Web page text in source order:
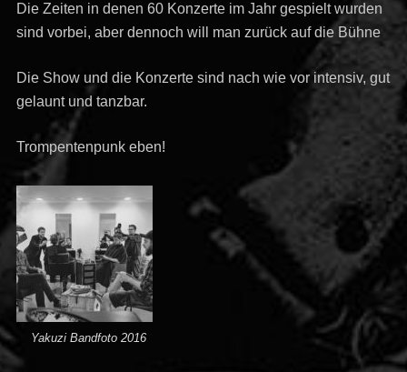
Die Zeiten in denen 60 Konzerte im Jahr gespielt wurden
sind vorbei, aber dennoch will man zurück auf die Bühne
Die Show und die Konzerte sind nach wie vor intensiv, gut
gelaunt und tanzbar.
Trompentenpunk eben!
Yakuzi Bandfoto 2016